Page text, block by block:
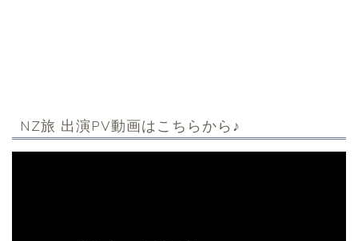
NZ旅 出演PV動画はこちらから♪